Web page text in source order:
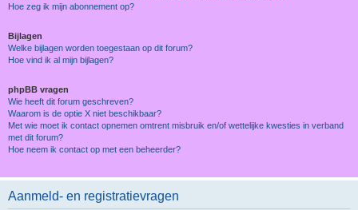
Hoe zeg ik mijn abonnement op?
Bijlagen
Welke bijlagen worden toegestaan op dit forum?
Hoe vind ik al mijn bijlagen?
phpBB vragen
Wie heeft dit forum geschreven?
Waarom is de optie X niet beschikbaar?
Met wie moet ik contact opnemen omtrent misbruik en/of wettelijke kwesties in verband
met dit forum?
Hoe neem ik contact op met een beheerder?
Aanmeld- en registratievragen